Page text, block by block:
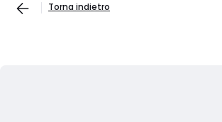
Torna indietro